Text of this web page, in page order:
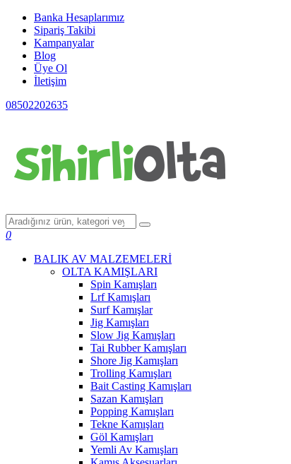
Banka Hesaplarımız
Sipariş Takibi
Kampanyalar
Blog
Üye Ol
İletişim
08502202635
0
BALIK AV MALZEMELERİ
OLTA KAMIŞLARI
Spin Kamışları
Lrf Kamışları
Surf Kamışlar
Jig Kamışları
Slow Jig Kamışları
Tai Rubber Kamışları
Shore Jig Kamışları
Trolling Kamışları
Bait Casting Kamışları
Sazan Kamışları
Popping Kamışları
Tekne Kamışları
Göl Kamışları
Yemli Av Kamışları